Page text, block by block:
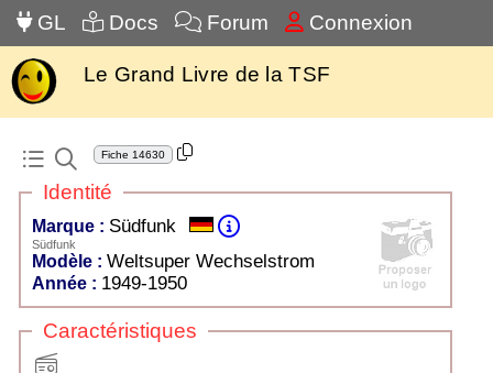
GL Docs Forum Connexion
Le Grand Livre de la TSF
Fiche 14630
Identité
Marque : Südfunk
Südfunk
Modèle : Weltsuper Wechselstrom
Année : 1949-1950
Caractéristiques